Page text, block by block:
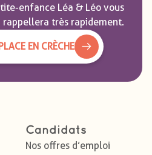
enfance Léa & Léo vous
rappellera très rapidement.
EN CRÈCHE
Candidats
Nos offres d’emploi